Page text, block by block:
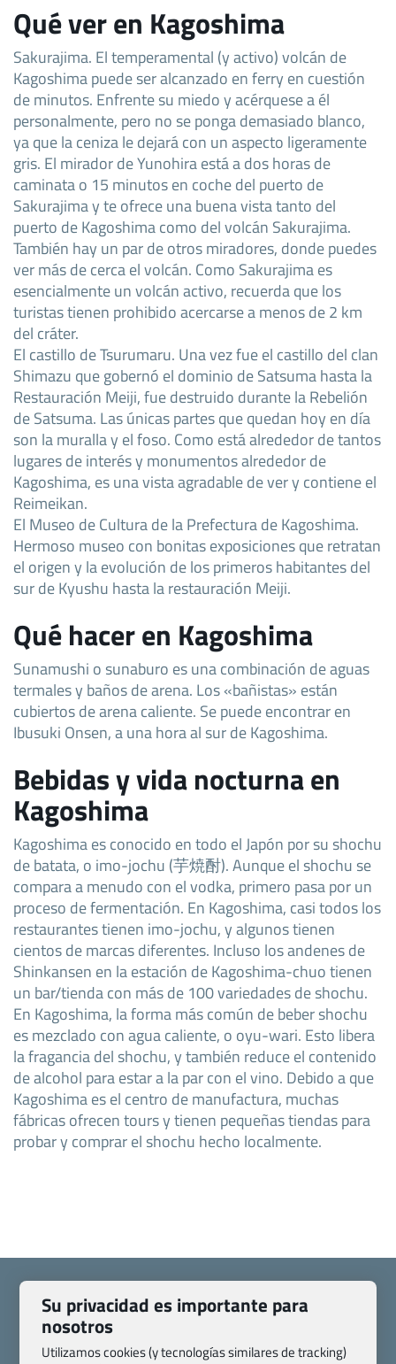
Qué ver en Kagoshima
Sakurajima. El temperamental (y activo) volcán de
Kagoshima puede ser alcanzado en ferry en cuestión
de minutos. Enfrente su miedo y acérquese a él
personalmente, pero no se ponga demasiado blanco,
ya que la ceniza le dejará con un aspecto ligeramente
gris. El mirador de Yunohira está a dos horas de
caminata o 15 minutos en coche del puerto de
Sakurajima y te ofrece una buena vista tanto del
puerto de Kagoshima como del volcán Sakurajima.
También hay un par de otros miradores, donde puedes
ver más de cerca el volcán. Como Sakurajima es
esencialmente un volcán activo, recuerda que los
turistas tienen prohibido acercarse a menos de 2 km
del cráter.
El castillo de Tsurumaru. Una vez fue el castillo del clan
Shimazu que gobernó el dominio de Satsuma hasta la
Restauración Meiji, fue destruido durante la Rebelión
de Satsuma. Las únicas partes que quedan hoy en día
son la muralla y el foso. Como está alrededor de tantos
lugares de interés y monumentos alrededor de
Kagoshima, es una vista agradable de ver y contiene el
Reimeikan.
El Museo de Cultura de la Prefectura de Kagoshima.
Hermoso museo con bonitas exposiciones que retratan
el origen y la evolución de los primeros habitantes del
sur de Kyushu hasta la restauración Meiji.
Qué hacer en Kagoshima
Sunamushi o sunaburo es una combinación de aguas
termales y baños de arena. Los «bañistas» están
cubiertos de arena caliente. Se puede encontrar en
Ibusuki Onsen, a una hora al sur de Kagoshima.
Bebidas y vida nocturna en
Kagoshima
Kagoshima es conocido en todo el Japón por su shochu
de batata, o imo-jochu (芋焼酎). Aunque el shochu se
compara a menudo con el vodka, primero pasa por un
proceso de fermentación. En Kagoshima, casi todos los
restaurantes tienen imo-jochu, y algunos tienen
cientos de marcas diferentes. Incluso los andenes de
Shinkansen en la estación de Kagoshima-chuo tienen
un bar/tienda con más de 100 variedades de shochu.
En Kagoshima, la forma más común de beber shochu
es mezclado con agua caliente, o oyu-wari. Esto libera
la fragancia del shochu, y también reduce el contenido
de alcohol para estar a la par con el vino. Debido a que
Kagoshima es el centro de manufactura, muchas
fábricas ofrecen tours y tienen pequeñas tiendas para
probar y comprar el shochu hecho localmente.
Quienes somos
Contacto
Su privacidad es importante para
nosotros
Utilizamos cookies (y tecnologías similares de tracking)